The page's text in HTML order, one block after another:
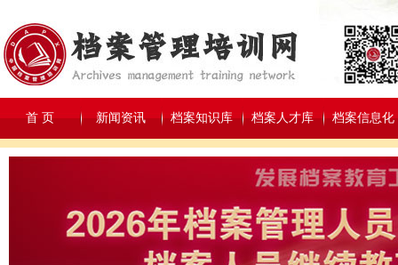
首 页 新闻资讯 档案知识库 档案人才库 档案信息化